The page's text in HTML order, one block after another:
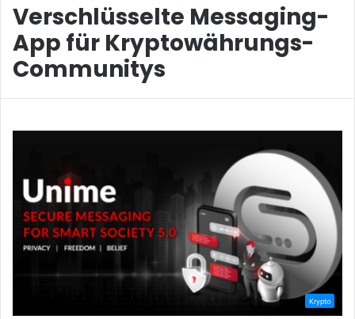
Verschlüsselte Messaging-
App für Kryptowährungs-
Communitys
Krypto